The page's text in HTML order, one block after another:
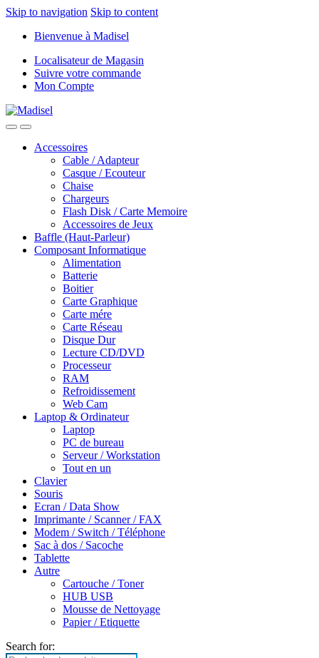
Skip to navigation Skip to content
Bienvenue à Madisel
Localisateur de Magasin
Suivre votre commande
Mon Compte
Accessoires
Cable / Adapteur
Casque / Ecouteur
Chaise
Chargeurs
Flash Disk / Carte Memoire
Accessoires de Jeux
Baffle (Haut-Parleur)
Composant Informatique
Alimentation
Batterie
Boitier
Carte Graphique
Carte mére
Carte Réseau
Disque Dur
Lecture CD/DVD
Processeur
RAM
Refroidissement
Web Cam
Laptop & Ordinateur
Laptop
PC de bureau
Serveur / Workstation
Tout en un
Clavier
Souris
Ecran / Data Show
Imprimante / Scanner / FAX
Modem / Switch / Téléphone
Sac à dos / Sacoche
Tablette
Autre
Cartouche / Toner
HUB USB
Mousse de Nettoyage
Papier / Etiquette
Search for: